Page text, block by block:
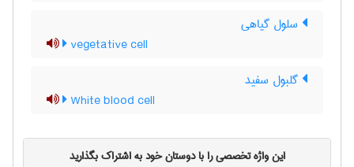
سلول گیاهی
vegetative cell
گلبول سفید
White blood cell
این واژه تخصصی را با دوستان خود به اشتراک بگذارید